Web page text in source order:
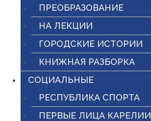
ПРЕОБРАЗОВАНИЕ
НА ЛЕКЦИИ
ГОРОДСКИЕ ИСТОРИИ
КНИЖНАЯ РАЗБОРКА
СОЦИАЛЬНЫЕ
РЕСПУБЛИКА СПОРТА
ПЕРВЫЕ ЛИЦА КАРЕЛИИ